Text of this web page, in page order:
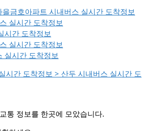
금호아파트 시내버스 실시간 도착정보
실시간 도착정보
시간 도착정보
실시간 도착정보
실시간 도착정보
시간 도착정보 > 산두 시내버스 실시간 도
통 정보를 한곳에 모았습니다.